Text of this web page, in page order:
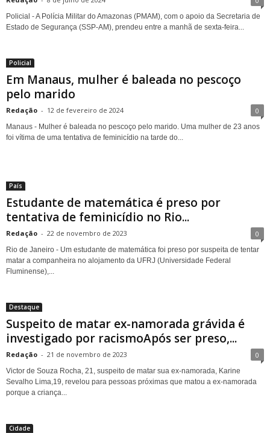
Policial - A Polícia Militar do Amazonas (PMAM), com o apoio da Secretaria de
Estado de Segurança (SSP-AM), prendeu entre a manhã de sexta-feira...
Policial
Em Manaus, mulher é baleada no pescoço
pelo marido
Redação - 12 de fevereiro de 2024 0
Manaus - Mulher é baleada no pescoço pelo marido. Uma mulher de 23 anos
foi vítima de uma tentativa de feminicídio na tarde do...
País
Estudante de matemática é preso por
tentativa de feminicídio no Rio...
Redação - 22 de novembro de 2023 0
Rio de Janeiro - Um estudante de matemática foi preso por suspeita de tentar
matar a companheira no alojamento da UFRJ (Universidade Federal
Fluminense),...
Destaque
Suspeito de matar ex-namorada grávida é
investigado por racismoApós ser preso,...
Redação - 21 de novembro de 2023 0
Victor de Souza Rocha, 21, suspeito de matar sua ex-namorada, Karine
Sevalho Lima,19, revelou para pessoas próximas que matou a ex-namorada
porque a criança...
Cidade